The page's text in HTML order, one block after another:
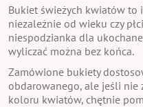
Bukiet świeżych kwiatów to
niezależnie od wieku czy
niespodzianka dla
wyliczać można bez końca.
Zamówione bukiety
obdarowanego, ale jeśli nie
koloru kwiatów, chętnie